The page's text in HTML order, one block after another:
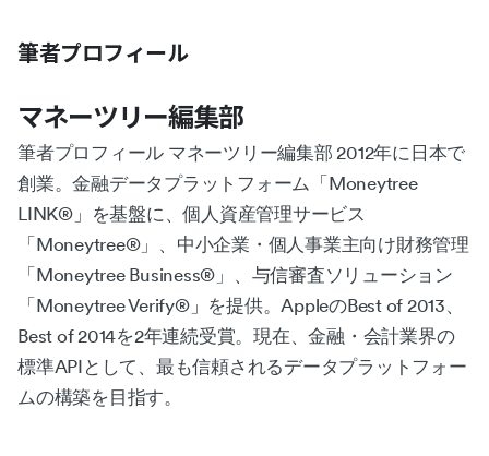
筆者プロフィール
マネーツリー編集部
筆者プロフィール マネーツリー編集部 2012年に日本で
創業。金融データプラットフォーム「Moneytree
LINK®︎」を基盤に、個人資産管理サービス
「Moneytree®︎」、中小企業・個人事業主向け財務管理
「Moneytree Business®︎」、与信審査ソリューション
「Moneytree Verify®︎」を提供。AppleのBest of 2013、
Best of 2014を2年連続受賞。現在、金融・会計業界の
標準APIとして、最も信頼されるデータプラットフォー
ムの構築を目指す。